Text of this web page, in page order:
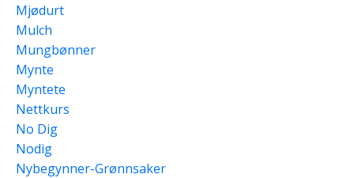
Mjødurt
Mulch
Mungbønner
Mynte
Myntete
Nettkurs
No Dig
Nodig
Nybegynner-Grønnsaker